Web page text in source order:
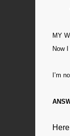
MY
Now
I’m